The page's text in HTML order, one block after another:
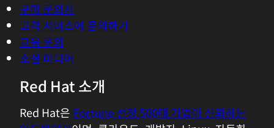
Red Hat AI
Red Hat Enterprise Linux
Red Hat OpenShift Enterprise
Red Hat Ansible Automation Platform
모든 제품 보기
툴